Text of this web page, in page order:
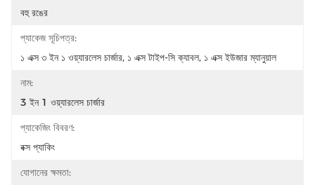
বহু রঙের
প্যাকেজ সূচিপত্র:
১ এক্স ৩ ইন ১ ওয়্যারলেস চার্জার, ১ এক্স টাইপ-সি ক্যাবল, ১ এক্স ইউজার ম্যানুয়াল
নাম:
3 ইন 1 ওয়্যারলেস চার্জার
প্যাকেজিং বিবরণ:
বক্স প্যাকিং
যোগানের ক্ষমতা: